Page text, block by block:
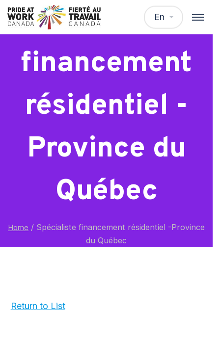
En
Spécialiste
financement
résidentiel -
Province du
Québec
Home / Spécialiste financement résidentiel -Province
du Québec
Return to List